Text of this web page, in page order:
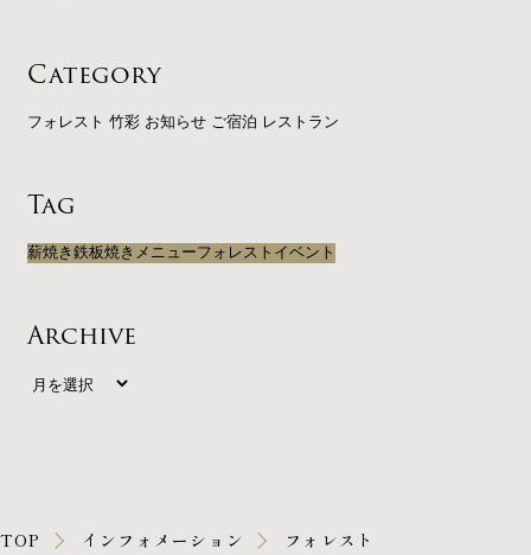
プライバシーポリシー
Category
フォレスト 竹彩 お知らせ ご宿泊 レストラン
Tag
薪焼き 鉄板焼き メニューフォレスト イベント
Archive
TOP インフォメーション フォレスト